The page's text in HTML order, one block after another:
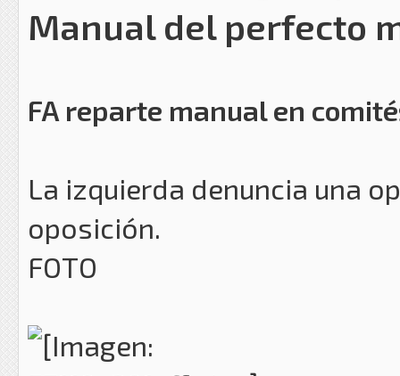
Manual del perfecto
FA reparte manual en
La izquierda denuncia una
oposición.
FOTO